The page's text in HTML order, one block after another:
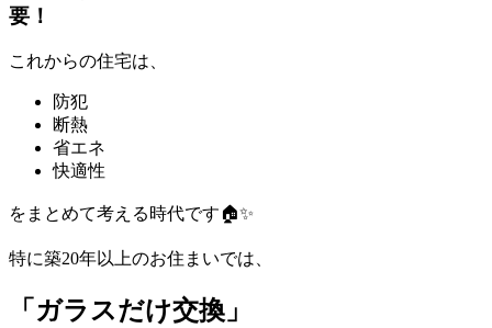
要！
これからの住宅は、
防犯
断熱
省エネ
快適性
をまとめて考える時代です🏠✨
特に築20年以上のお住まいでは、
「ガラスだけ交換」